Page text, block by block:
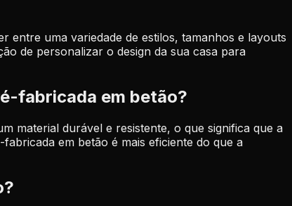
entre uma variedade de estilos, tamanhos e layouts
de personalizar o design da sua casa para
fabricada em betão?
material durável e resistente, o que significa que a
em betão é mais eficiente do que a